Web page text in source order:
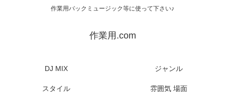
作業用バックミュージック等に使って下さい♪
作業用.com
DJ MIX ジャンル
スタイル 雰囲気 場面